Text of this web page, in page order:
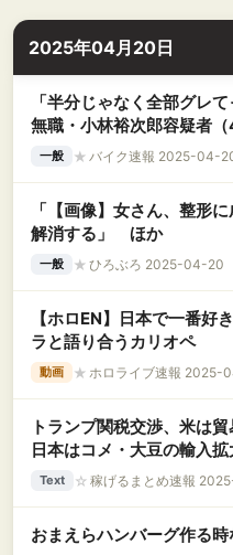
2025年04月20日
「半分じゃなく全部グレ
無職・小林裕次郎容疑者
一般 ★ バイク速報 2025-04-
「【画像】女さん、整形
解消する」 ほか
一般 ★ ひろぶろ 2025-04-20
【ホロEN】日本で一番好
ラと語り合うカリオペ
動画 ★ ホロライブ速報 2025-
トランプ関税交渉、米は
日本はコメ・大豆の輸入
Text ☆ 稼げるまとめ速報
おまえらハンバーグ作る時